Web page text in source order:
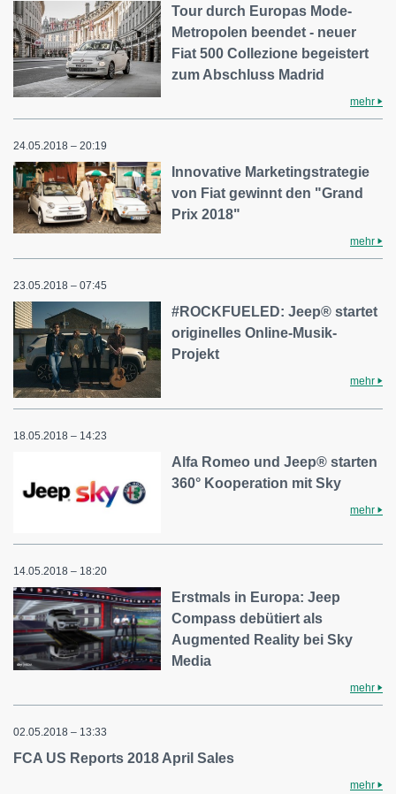
Tour durch Europas Mode-
Metropolen beendet - neuer
Fiat 500 Collezione begeistert
zum Abschluss Madrid
mehr
24.05.2018 – 20:19
Innovative Marketingstrategie
von Fiat gewinnt den "Grand
Prix 2018"
mehr
23.05.2018 – 07:45
#ROCKFUELED: Jeep® startet
originelles Online-Musik-
Projekt
mehr
18.05.2018 – 14:23
Alfa Romeo und Jeep® starten
360° Kooperation mit Sky
mehr
14.05.2018 – 18:20
Erstmals in Europa: Jeep
Compass debütiert als
Augmented Reality bei Sky
Media
mehr
02.05.2018 – 13:33
FCA US Reports 2018 April Sales
mehr